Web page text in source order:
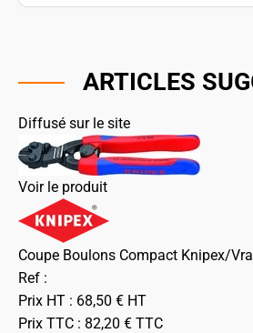
ARTICLES
Diffusé sur le site
Voir le produit
Coupe Boulons Compact Knipex/
Ref :
Prix HT : 68,50 € HT
Prix TTC : 82,20 € TTC